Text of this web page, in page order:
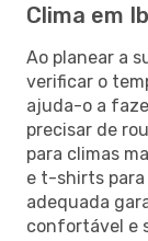
Clima em
Ao planear a
verificar o
ajuda-o a
precisar de
para climas
e t-shirts para
adequada
confortável e